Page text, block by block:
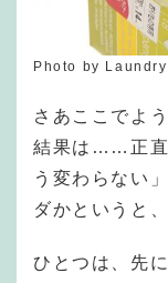
Photo by
さあここでよ
結果は……正直
う変わらない
ダかというと
ひとつは、先